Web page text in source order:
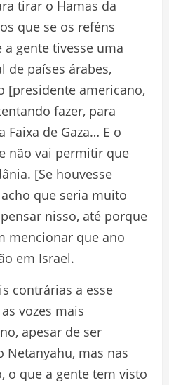
tirar o Hamas da
que se os reféns
gente tivesse uma
de países árabes,
[presidente americano,
fazer, para
de Gaza… E o
não vai permitir que
[Se houvesse
que seria muito
nisso, até porque
mencionar que ano
em Israel.
contrárias a esse
vozes mais
apesar de ser
mas nas
o que a gente tem visto